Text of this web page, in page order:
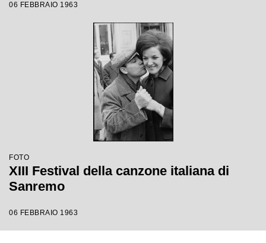
06 FEBBRAIO 1963
FOTO
XIII Festival della canzone italiana di
Sanremo
06 FEBBRAIO 1963